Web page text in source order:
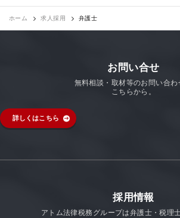
ホーム 求人採用 弁護士
お問い合せ
無料相談・取材等のお問い合わ
こちらから。
詳しくはこちら
採用情報
アトム法律税務グループは弁護士・税理